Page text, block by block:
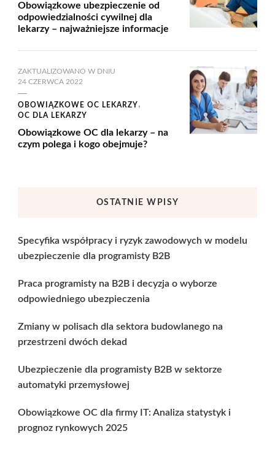
Obowiązkowe ubezpieczenie od
odpowiedzialności cywilnej dla
lekarzy – najważniejsze informacje
ZAKTUALIZOWANO W DNIU
24 CZERWCA 2022
OBOWIĄZKOWE OC LEKARZY
OC DLA LEKARZY
Obowiązkowe OC dla lekarzy – na
czym polega i kogo obejmuje?
OSTATNIE WPISY
Specyfika współpracy i ryzyk zawodowych w modelu
ubezpieczenie dla programisty B2B
Praca programisty na B2B i decyzja o wyborze
odpowiedniego ubezpieczenia
Zmiany w polisach dla sektora budowlanego na
przestrzeni dwóch dekad
Ubezpieczenie dla programisty B2B w sektorze
automatyki przemysłowej
Obowiązkowe OC dla firmy IT: Analiza statystyk i
prognoz rynkowych 2025